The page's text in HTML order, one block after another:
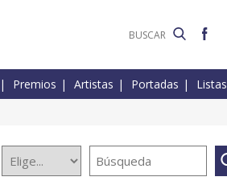
Premios Artistas Portadas Listas